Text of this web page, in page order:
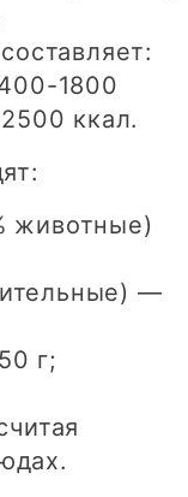
1800
ккал.
животные)
—
г;